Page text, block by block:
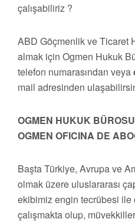
çalışabiliriz ?
ABD Göçmenlik ve Ticaret
almak için Ogmen Hukuk
telefon numarasından veya
mail adresinden
OGMEN HUKUK
OGMEN OFICINA DE
Başta Türkiye, Avrupa ve
olmak üzere uluslararası
ekibimiz engin tecrübesi
çalışmakta olup,